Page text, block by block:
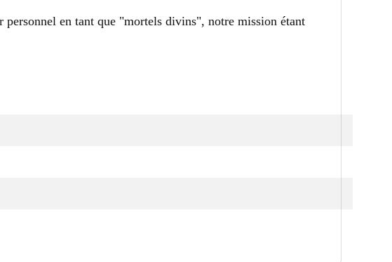
en tant que "mortels divins", notre mission étant